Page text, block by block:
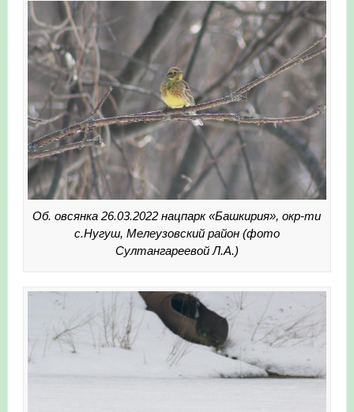
Об. овсянка 26.03.2022 нацпарк «Башкирия», окр-ти
с.Нугуш, Мелеузовский район (фото
Султангареевой Л.А.)